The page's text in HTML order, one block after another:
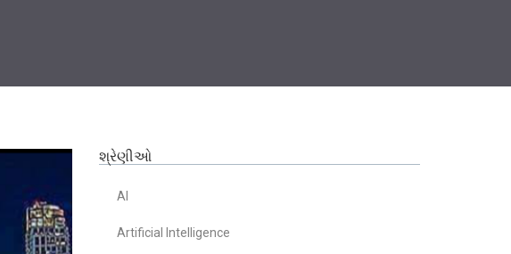
શ્રેણીઓ
AI
Artificial Intelligence